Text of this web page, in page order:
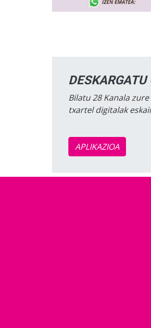
DESKARGATU
Bilatu 28 Kanala
txartel digitalak
APLIKAZIOA